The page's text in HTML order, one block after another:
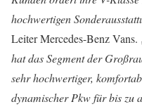
hochwertigen
Leiter Mercedes-Benz Vans.
hat das Segment der
sehr hochwertiger,
dynamischer Pkw für bis zu